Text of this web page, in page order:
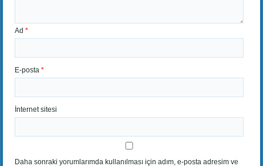
Ad*
E-posta*
İnternet sitesi
Daha sonraki yorumlarımda kullanılması için adım, e-posta adresim ve